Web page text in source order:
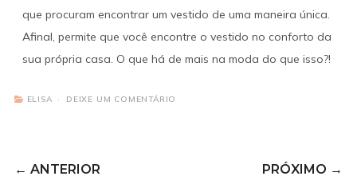
que procuram encontrar um vestido de uma maneira única.
Afinal, permite que você encontre o vestido no conforto da
sua própria casa. O que há de mais na moda do que isso?!
ELISA DEIXE UM COMENTÁRIO
← ANTERIOR PRÓXIMO →